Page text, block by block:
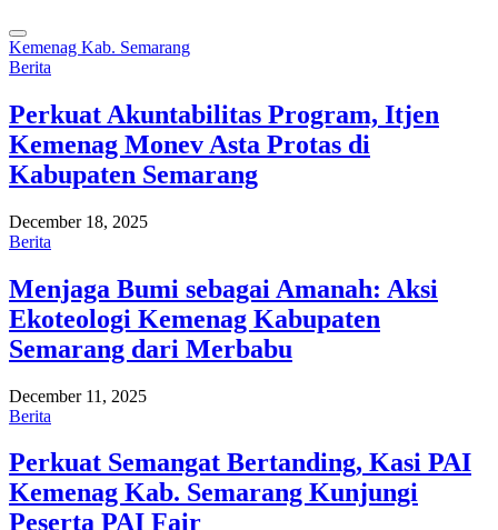
Kemenag Kab. Semarang
Berita
Perkuat Akuntabilitas Program, Itjen
Kemenag Monev Asta Protas di
Kabupaten Semarang
December 18, 2025
Berita
Menjaga Bumi sebagai Amanah: Aksi
Ekoteologi Kemenag Kabupaten
Semarang dari Merbabu
December 11, 2025
Berita
Perkuat Semangat Bertanding, Kasi PAI
Kemenag Kab. Semarang Kunjungi
Peserta PAI Fair